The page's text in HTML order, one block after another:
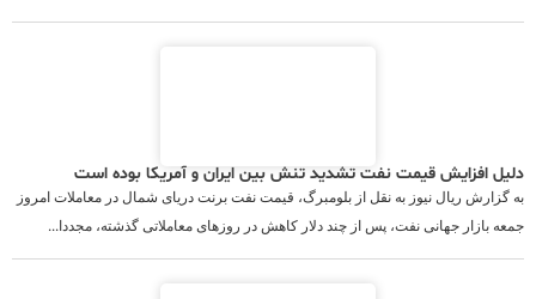
دلیل افزایش قیمت نفت تشدید تنش بین ایران و آمریکا بوده است
به گزارش ریال نیوز به نقل از بلومبرگ، قیمت نفت برنت دریای شمال در معاملات امروز
جمعه بازار جهانی نفت، پس از چند دلار کاهش در روزهای معاملاتی گذشته، مجددا...